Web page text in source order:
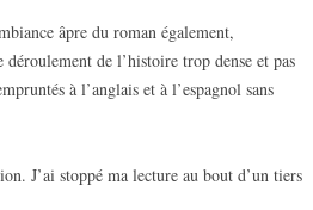
âpre du roman également,
de l’histoire trop dense et pas
à l’anglais et à l’espagnol sans
J’ai stoppé ma lecture au bout d’un tiers